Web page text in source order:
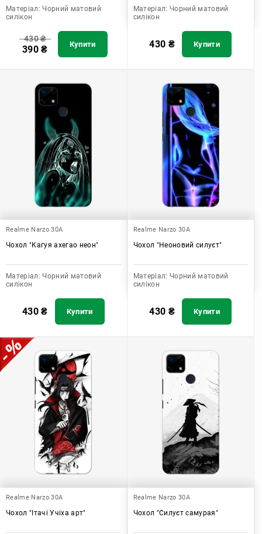
Матеріал: Чорний матовий
силікон
430₴
390₴ Купити
Матеріал: Чорний матовий
силікон
430 ₴ Купити
Realme Narzo 30A
Чохол "Кагуя ахегао неон"
Матеріал: Чорний матовий
силікон
430₴ Купити
Realme Narzo 30A
Чохол "Неоновий силуєт"
Матеріал: Чорний матовий
силікон
430 ₴ Купити
Realme Narzo 30A
Чохол "Ітачі Учіха арт"
Realme Narzo 30A
Чохол "Силуєт самурая"